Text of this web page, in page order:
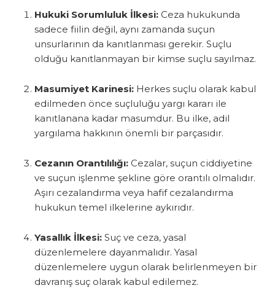
Hukuki Sorumluluk İlkesi:Ceza hukukunda
sadece fiilin değil, aynı zamanda suçun
unsurlarının da kanıtlanması gerekir. Suçlu
olduğu kanıtlanmayan bir kimse suçlu sayılmaz.
Masumiyet Karinesi:Herkes suçlu olarak kabul
edilmeden önce suçluluğu yargı kararı ile
kanıtlanana kadar masumdur. Bu ilke, adil
yargılama hakkının önemli bir parçasıdır.
Cezanın Orantılılığı:Cezalar, suçun ciddiyetine
ve suçun işlenme şekline göre orantılı olmalıdır.
Aşırı cezalandırma veya hafif cezalandırma
hukukun temel ilkelerine aykırıdır.
Yasallık İlkesi:Suç ve ceza, yasal
düzenlemelere dayanmalıdır. Yasal
düzenlemelere uygun olarak belirlenmeyen bir
davranış suç olarak kabul edilemez.